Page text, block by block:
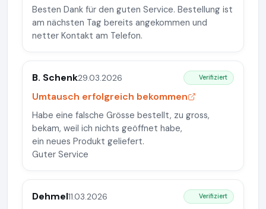
Besten Dank für den guten Service. Bestellung ist
am nächsten Tag bereits angekommen und
netter Kontakt am Telefon.
B. Schenk29.03.2026 Verifiziert
Umtausch erfolgreich bekommen
Habe eine falsche Grösse bestellt, zu gross,
bekam, weil ich nichts geöffnet habe,
ein neues Produkt geliefert.
Guter Service
Dehmel11.03.2026 Verifiziert